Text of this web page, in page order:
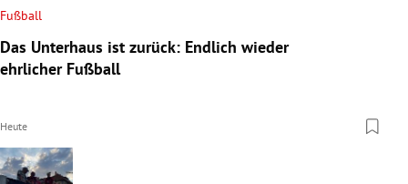
Fußball
Das Unterhaus ist zurück: Endlich wieder
ehrlicher Fußball
Heute